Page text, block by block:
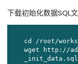
下载初始化数据SQL
cd /root/
wget http://
_init_data.sql